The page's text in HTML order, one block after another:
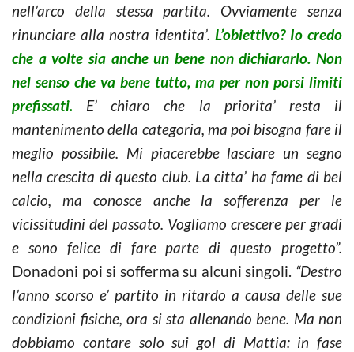
nell’arco della stessa partita. Ovviamente senza
rinunciare alla nostra identita’. L’obiettivo? Io credo
che a volte sia anche un bene non dichiararlo. Non
nel senso che va bene tutto, ma per non porsi limiti
prefissati.
E’ chiaro che la priorita’ resta il
mantenimento della categoria, ma poi bisogna fare il
meglio possibile. Mi piacerebbe lasciare un segno
nella crescita di questo club. La citta’ ha fame di bel
calcio, ma conosce anche la sofferenza per le
vicissitudini del passato. Vogliamo crescere per gradi
e sono felice di fare parte di questo progetto”.
Donadoni poi si sofferma su alcuni singoli. “Destro
l’anno scorso e’ partito in ritardo a causa delle sue
condizioni fisiche, ora si sta allenando bene. Ma non
dobbiamo contare solo sui gol di Mattia: in fase